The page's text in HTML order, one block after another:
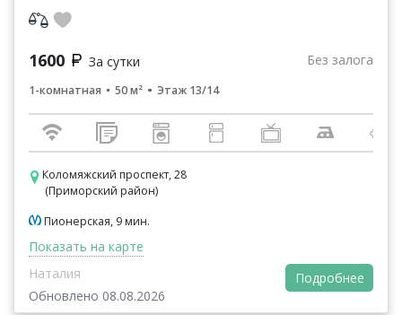
стиральная м...
1600 За сутки Без залога
1-комнатная 50 м² Этаж 13/14
Коломяжский проспект, 28
(Приморский район)
Пионерская, 9 мин.
Показать на карте
Наталия
Обновлено 08.08.2026
Подробнее